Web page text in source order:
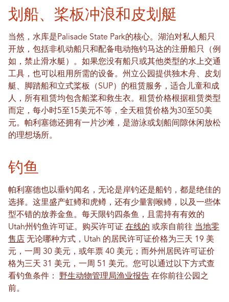
划船、桨板冲浪和皮划艇
当然，水库是Palisade State Park的核心。湖泊对私人船只
开放，包括非机动船只和配备电动拖钓马达的注册船只（例
如，禁止滑水艇）。如果您没有船只或其他类型的水上交通
工具，也可以租用所需的设备。州立公园提供独木舟、皮划
艇、脚踏船和立式桨板（SUP）的租赁服务，适合儿童和成
人，所有租赁均包含船桨和救生衣。租赁价格根据租赁类型
而定，每小时5至15美元不等，全天租赁价格为30至50美
元。帕利塞德还拥有一片沙滩，是游泳或划船间隙休闲放松
的理想场所。
钓鱼
帕利塞德也以垂钓闻名，无论是岸钓还是船钓，都是绝佳的
选择。这里盛产虹鳟和虎鳟，还有少量割喉鳟，以及一些体
型不错的放养金鱼。每天限钓四条鱼，且需持有有效的
Utah州钓鱼许可证。购买许可证 在线的 或亲自前往 当地零
售店 无论哪种方式，Utah 的居民许可证价格为三天 19 美
元，一周 30 美元，或年票 40 美元；而外州居民许可证价
格为三天 31 美元，一周 51 美元。您可以通过以下方式查
看钓鱼条件： 野生动物管理局渔业报告 在你前往公园之
前。